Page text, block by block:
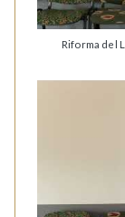
Riforma del